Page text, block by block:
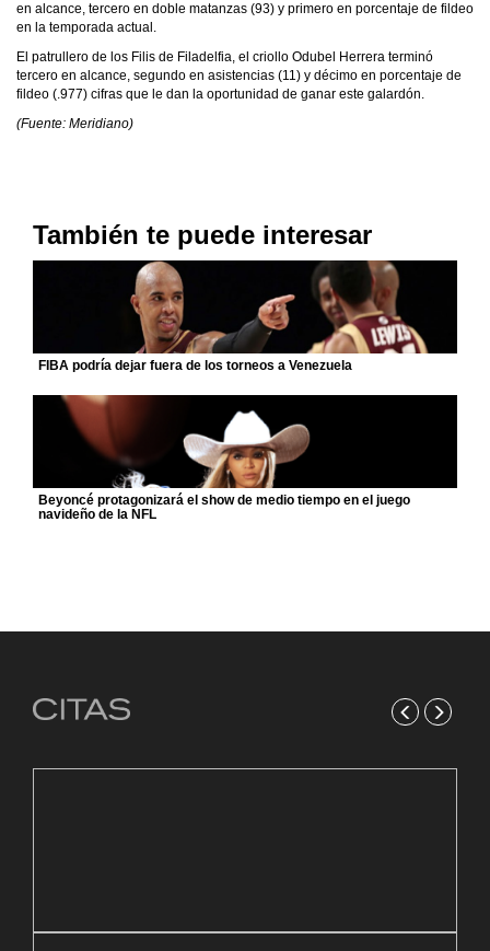
en alcance, tercero en doble matanzas (93) y primero en porcentaje de fildeo
en la temporada actual.
El patrullero de los Filis de Filadelfia, el criollo Odubel Herrera terminó
tercero en alcance, segundo en asistencias (11) y décimo en porcentaje de
fildeo (.977) cifras que le dan la oportunidad de ganar este galardón.
(Fuente: Meridiano)
También te puede interesar
FIBA podría dejar fuera de los torneos a Venezuela
Beyoncé protagonizará el show de medio tiempo en el juego
navideño de la NFL